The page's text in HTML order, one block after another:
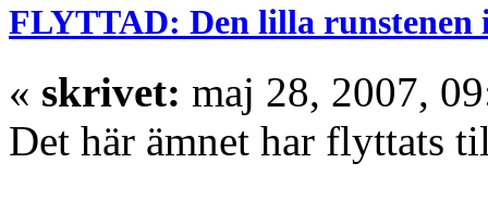
FLYTTAD: Den lilla runstenen
« skrivet: maj 28, 2007,
Det här ämnet har flyttats